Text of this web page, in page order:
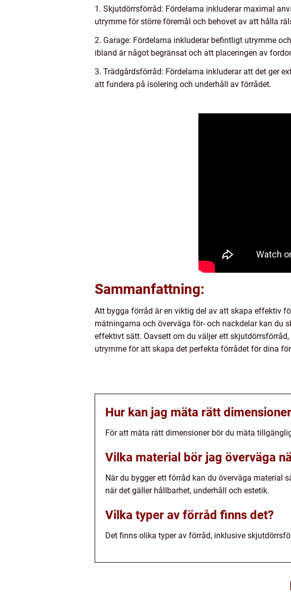
1. Skjutdörrsförråd: Fördelarna inkluderar maximal
utrymme för större föremål och behovet av att hålla
2. Garage: Fördelarna inkluderar befintligt utrymme
ibland är något begränsat och att placeringen av
3. Trädgårdsförråd: Fördelarna inkluderar att det ger
att fundera på isolering och underhåll av förrådet.
Sammanfattning:
Att bygga förråd är en viktig del av att skapa effektiv
mätningarna och överväga för- och nackdelar kan
effektivt sätt. Oavsett om du väljer ett
utrymme för att skapa det perfekta förrådet för dina
Hur kan jag mäta rätt
För att mäta rätt dimensioner bör du mäta
Vilka material bör jag överväga
När du bygger ett förråd kan du överväga material
när det gäller hållbarhet, underhåll och estetik.
Vilka typer av förråd finns det?
Det finns olika typer av förråd, inklusive